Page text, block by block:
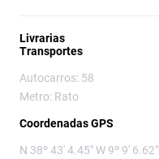
Livrarias
Transportes
Autocarros: 58
Metro: Rato
Coordenadas GPS
N 38º 43' 4.45" W 9º 9' 6.62"